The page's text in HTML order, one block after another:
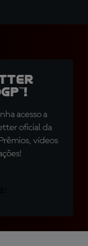
acesso a
oficial da
vídeos